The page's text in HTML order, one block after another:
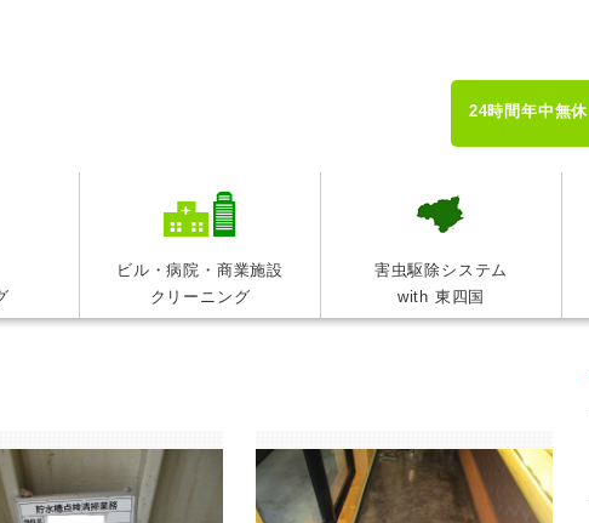
24時間年中無休
ビル・病院・商業施設
クリーニング
害虫駆除システム
with 東四国